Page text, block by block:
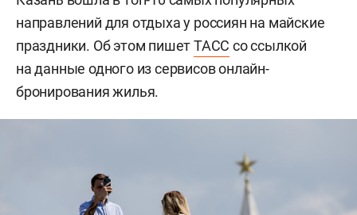
направлений для отдыха у россиян на майские
праздники. Об этом пишетТАСС со ссылкой
на данные одного из сервисов онлайн-
бронирования жилья.